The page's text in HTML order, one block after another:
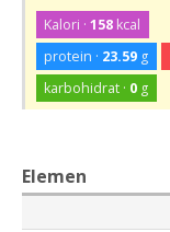
Kalori ·158 kcal
protein · 23.59 g
karbohidrat · 0 g
Elemen